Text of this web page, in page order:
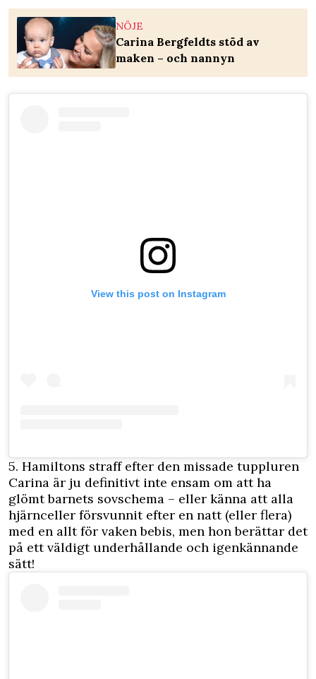
NÖJE
Carina Bergfeldts stöd av
maken – och nannyn
View this post on Instagram
5. Hamiltons straff efter den missade tuppluren
Carina är ju definitivt inte ensam om att ha
glömt barnets sovschema – eller känna att alla
hjärnceller försvunnit efter en natt (eller flera)
med en allt för vaken bebis, men hon berättar det
på ett väldigt underhållande och igenkännande
sätt!